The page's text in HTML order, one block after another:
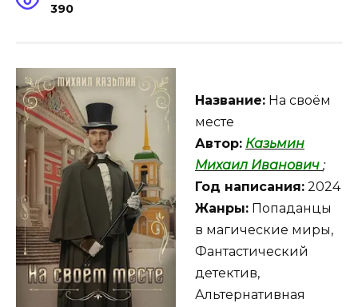
390
Название: На своём
месте
Автор: Казьмин
Михаил Иванович ;
Год написания: 2024
Жанры: Попаданцы
в магические миры,
Фантастический
детектив,
Альтернативная